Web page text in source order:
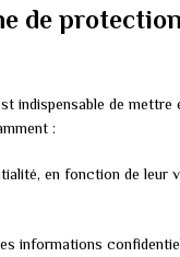
de
de mettre
:
en fonction de leur
informations